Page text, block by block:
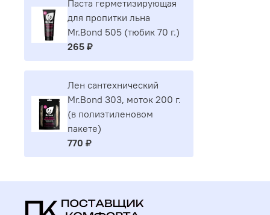
Паста герметизирующая
для пропитки льна
Mr.Bond 505 (тюбик 70 г.)
265 ₽
Лен сантехнический
Mr.Bond 303, моток 200 г.
(в полиэтиленовом
пакете)
770 ₽